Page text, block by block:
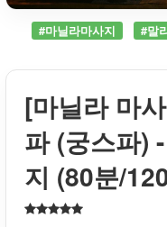
#마닐라마사지 #말
[마닐라 마
파 (궁스파)
지 (80분/